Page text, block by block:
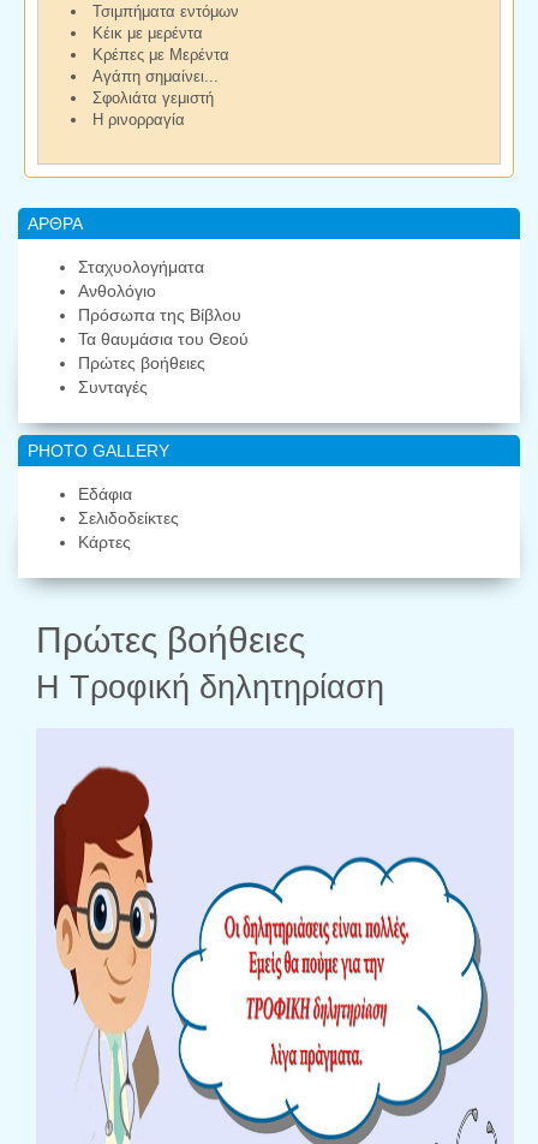
Τσιμπήματα εντόμων
Κέικ με μερέντα
Κρέπες με Μερέντα
Αγάπη σημαίνει...
Σφολιάτα γεμιστή
Η ρινορραγία
ΑΡΘΡΑ
Σταχυολογήματα
Ανθολόγιο
Πρόσωπα της Βίβλου
Τα θαυμάσια του Θεού
Πρώτες βοήθειες
Συνταγές
PHOTO GALLERY
Εδάφια
Σελιδοδείκτες
Κάρτες
Πρώτες βοήθειες
Η Τροφική δηλητηρίαση